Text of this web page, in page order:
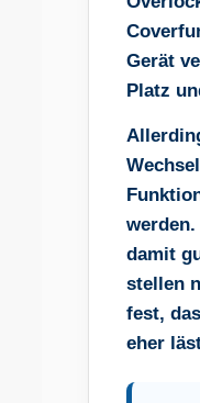
Gerät
Platz
werden.
damit
stellen
fest,
eher